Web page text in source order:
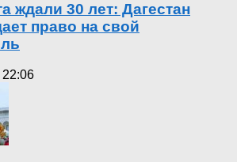
ждали 30 лет: Дагестан
право на свой
22:06